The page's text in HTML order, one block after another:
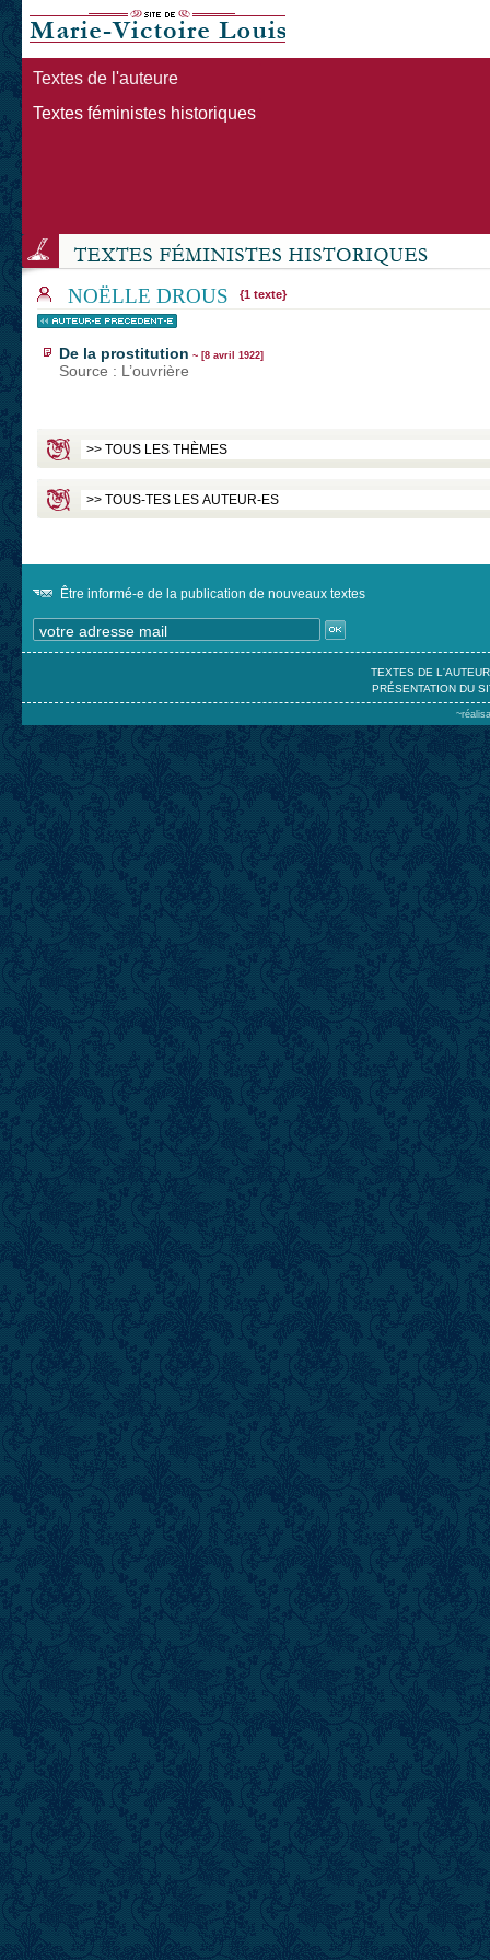
Textes de l'auteure
Textes féministes historiques
NOËLLE DROUS {1 texte}
De la prostitution ~ [8 avril 1922]
Source : L’ouvrière
Être informé-e de la publication de nouveaux textes
TEXTES DE
PRÉSENTATION DU